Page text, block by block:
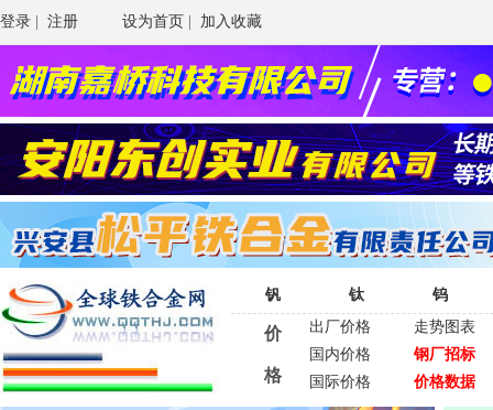
登录 注册 设为首页 加入收藏
钒 钛 钨
价
格
出厂价格
走势图表
国内价格
钢厂招标
国际价格
价格数据